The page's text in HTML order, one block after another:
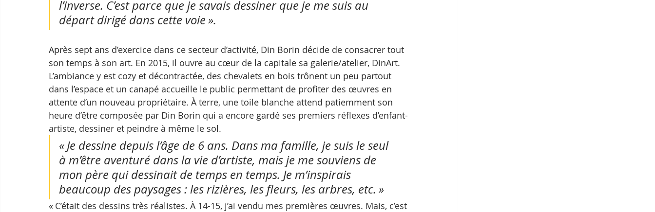
l’inverse. C’est parce que je savais dessiner que je me suis au
départ dirigé dans cette voie ».
Après sept ans d’exercice dans ce secteur d’activité, Din Borin décide de consacrer tout
son temps à son art. En 2015, il ouvre au cœur de la capitale sa galerie/atelier, DinArt.
L’ambiance y est cozy et décontractée, des chevalets en bois trônent un peu partout
dans l’espace et un canapé accueille le public permettant de profiter des œuvres en
attente d’un nouveau propriétaire. À terre, une toile blanche attend patiemment son
heure d’être composée par Din Borin qui a encore gardé ses premiers réflexes d’enfant-
artiste, dessiner et peindre à même le sol.
« Je dessine depuis l’âge de 6 ans. Dans ma famille, je suis le seul
à m’être aventuré dans la vie d’artiste, mais je me souviens de
mon père qui dessinait de temps en temps. Je m’inspirais
beaucoup des paysages : les rizières, les fleurs, les arbres, etc. »
« C’était des dessins très réalistes. À 14-15, j’ai vendu mes premières œuvres. Mais, c’est